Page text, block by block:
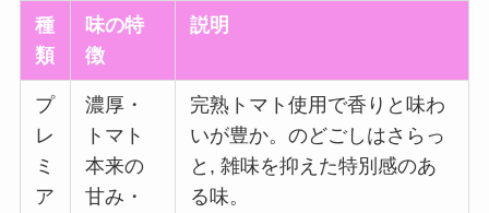
種
類
味の特
徴
説明
プ
レ
ミ
ア
濃厚・
トマト
本来の
甘み・
完熟トマト使用で香りと味わ
いが豊か。のどごしはさらっ
と, 雑味を抑えた特別感のあ
る味。